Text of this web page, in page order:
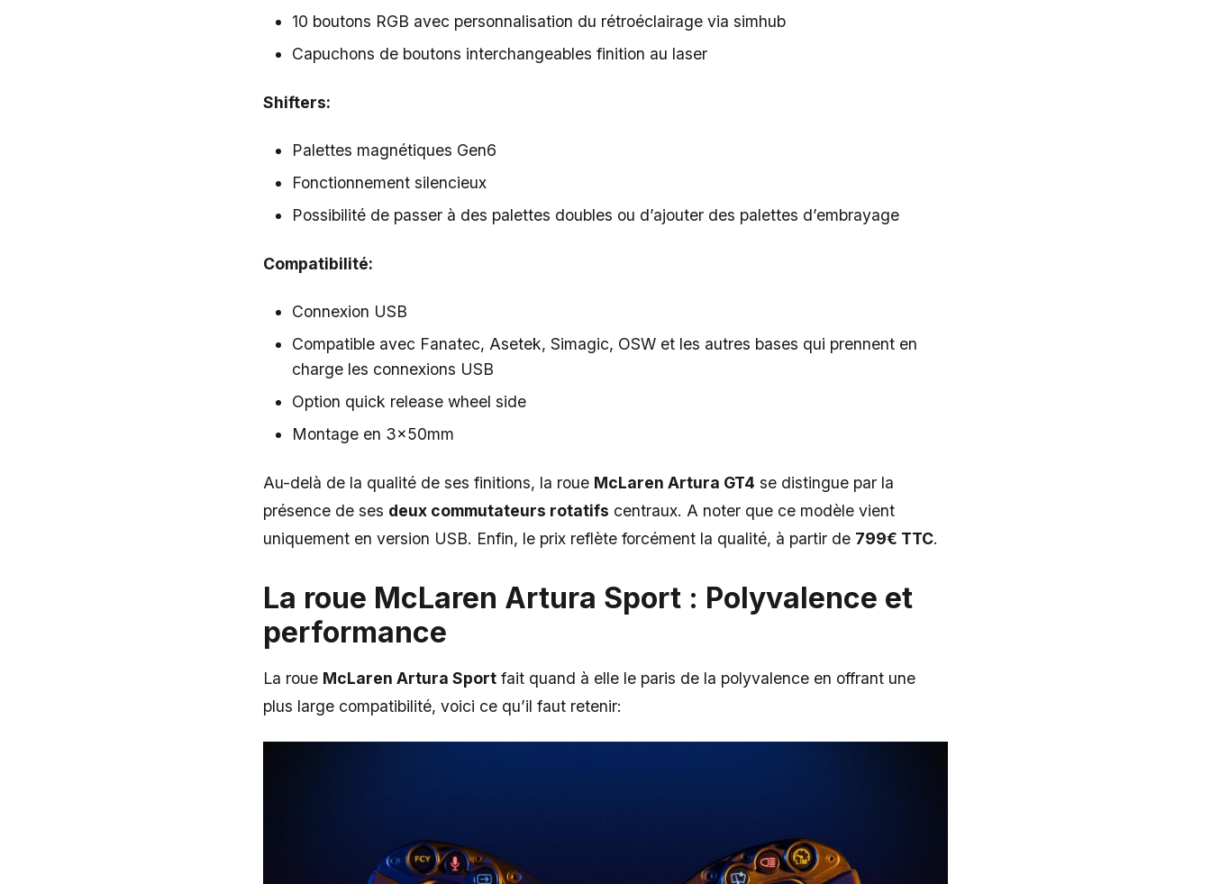
10 boutons RGB avec personnalisation du rétroéclairage via simhub
Capuchons de boutons interchangeables finition au laser
Shifters:
Palettes magnétiques Gen6
Fonctionnement silencieux
Possibilité de passer à des palettes doubles ou d’ajouter des palettes d’embrayage
Compatibilité:
Connexion USB
Compatible avec Fanatec, Asetek, Simagic, OSW et les autres bases qui prennent en
charge les connexions USB
Option quick release wheel side
Montage en 3x50mm
Au-delà de la qualité de ses finitions, la roue McLaren Artura GT4 se distingue par la
présence de ses deux commutateurs rotatifs centraux. A noter que ce modèle vient
uniquement en version USB. Enfin, le prix reflète forcément la qualité, à partir de 799€ TTC.
La roue McLaren Artura Sport : Polyvalence et
performance
La roue McLaren Artura Sport fait quand à elle le paris de la polyvalence en offrant une
plus large compatibilité, voici ce qu’il faut retenir: